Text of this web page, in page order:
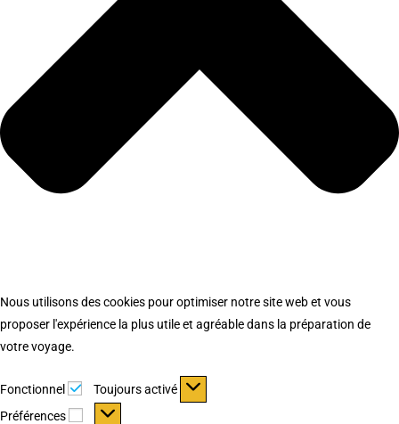
Nous utilisons des cookies pour optimiser notre site web et vous
proposer l'expérience la plus utile et agréable dans la préparation de
votre voyage.
Fonctionnel Fonctionnel
Toujours activé
Préférences
Préférences